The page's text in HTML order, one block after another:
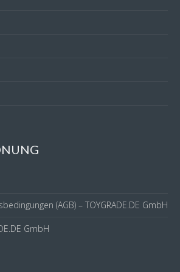
(AGB) – TOYGRADE.DE GmbH
GmbH